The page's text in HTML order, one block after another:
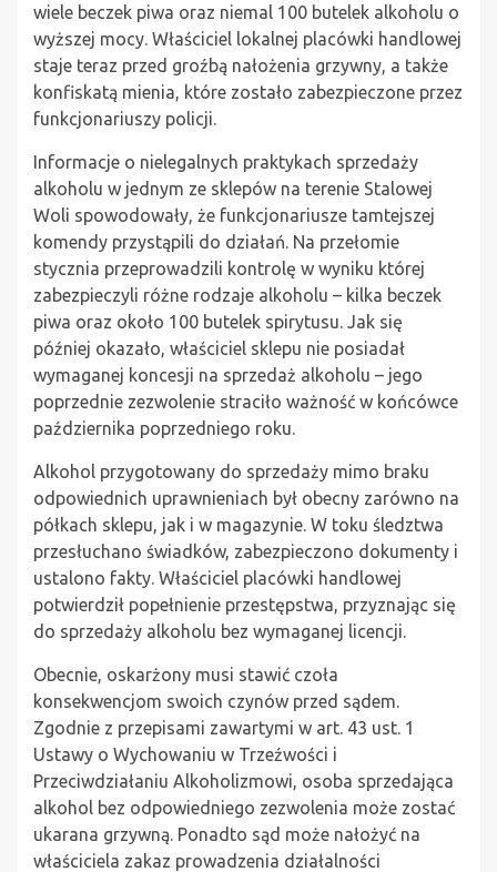
wiele beczek piwa oraz niemal 100 butelek alkoholu o
wyższej mocy. Właściciel lokalnej placówki handlowej
staje teraz przed groźbą nałożenia grzywny, a także
konfiskatą mienia, które zostało zabezpieczone przez
funkcjonariuszy policji.
Informacje o nielegalnych praktykach sprzedaży
alkoholu w jednym ze sklepów na terenie Stalowej
Woli spowodowały, że funkcjonariusze tamtejszej
komendy przystąpili do działań. Na przełomie
stycznia przeprowadzili kontrolę w wyniku której
zabezpieczyli różne rodzaje alkoholu – kilka beczek
piwa oraz około 100 butelek spirytusu. Jak się
później okazało, właściciel sklepu nie posiadał
wymaganej koncesji na sprzedaż alkoholu – jego
poprzednie zezwolenie straciło ważność w końcówce
października poprzedniego roku.
Alkohol przygotowany do sprzedaży mimo braku
odpowiednich uprawnieniach był obecny zarówno na
półkach sklepu, jak i w magazynie. W toku śledztwa
przesłuchano świadków, zabezpieczono dokumenty i
ustalono fakty. Właściciel placówki handlowej
potwierdził popełnienie przestępstwa, przyznając się
do sprzedaży alkoholu bez wymaganej licencji.
Obecnie, oskarżony musi stawić czoła
konsekwencjom swoich czynów przed sądem.
Zgodnie z przepisami zawartymi w art. 43 ust. 1
Ustawy o Wychowaniu w Trzeźwości i
Przeciwdziałaniu Alkoholizmowi, osoba sprzedająca
alkohol bez odpowiedniego zezwolenia może zostać
ukarana grzywną. Ponadto sąd może nałożyć na
właściciela zakaz prowadzenia działalności